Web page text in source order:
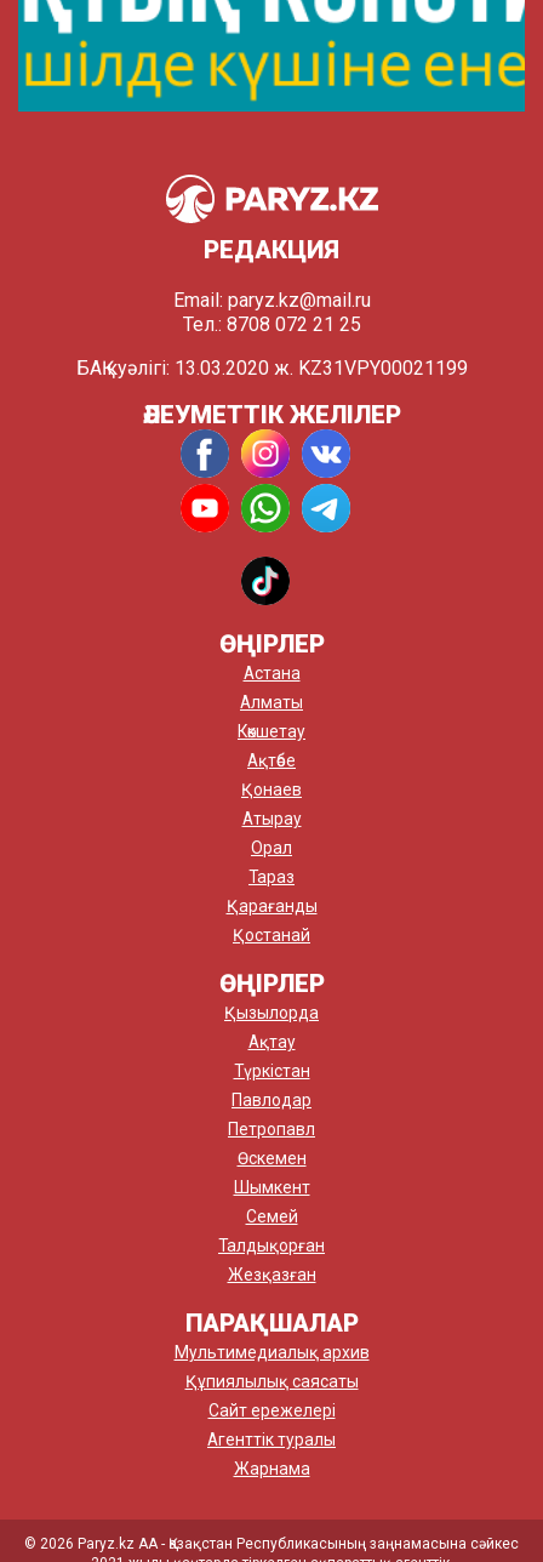
РЕДАКЦИЯ
Email: paryz.kz@mail.ru
Тел.: 8708 072 21 25
БАҚ куәлігі: 13.03.2020 ж. KZ31VPY00021199
ӘЛЕУМЕТТІК ЖЕЛІЛЕР
ӨҢІРЛЕР
Астана
Алматы
Көкшетау
Ақтөбе
Қонаев
Атырау
Орал
Тараз
Қарағанды
Қостанай
ӨҢІРЛЕР
Қызылорда
Ақтау
Түркістан
Павлодар
Петропавл
Өскемен
Шымкент
Семей
Талдықорған
Жезқазған
ПАРАҚШАЛАР
Мультимедиалық архив
Құпиялылық саясаты
Сайт ережелері
Агенттік туралы
Жарнама
© 2026 Paryz.kz АА - Қазақстан Республикасының заңнамасына сәйкес